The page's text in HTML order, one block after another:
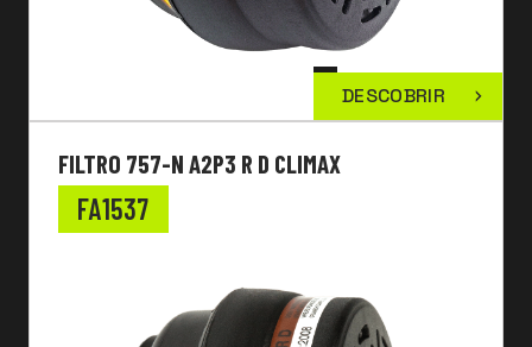
DESCOBRIR
FILTRO 757-N A2P3 R D CLIMAX
FA1537